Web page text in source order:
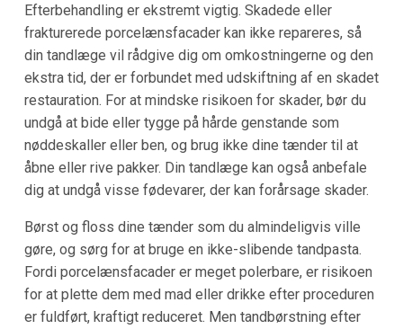
Efterbehandling er ekstremt vigtig. Skadede eller
frakturerede porcelænsfacader kan ikke repareres, så
din tandlæge vil rådgive dig om omkostningerne og den
ekstra tid, der er forbundet med udskiftning af en skadet
restauration. For at mindske risikoen for skader, bør du
undgå at bide eller tygge på hårde genstande som
nøddeskaller eller ben, og brug ikke dine tænder til at
åbne eller rive pakker. Din tandlæge kan også anbefale
dig at undgå visse fødevarer, der kan forårsage skader.
Børst og floss dine tænder som du almindeligvis ville
gøre, og sørg for at bruge en ikke-slibende tandpasta.
Fordi porcelænsfacader er meget polerbare, er risikoen
for at plette dem med mad eller drikke efter proceduren
er fuldført, kraftigt reduceret. Men tandbørstning efter